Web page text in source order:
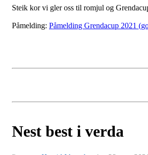
Steik kor vi gler oss til romjul og
Påmelding: Påmelding Grendacup 2021
Nest best i verda